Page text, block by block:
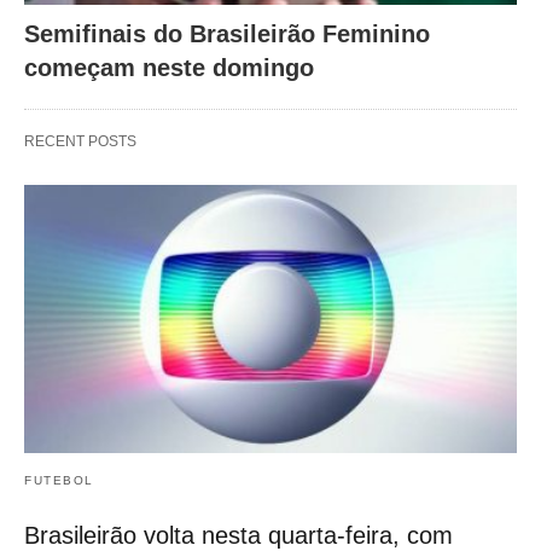
Semifinais do Brasileirão Feminino
começam neste domingo
RECENT POSTS
FUTEBOL
Brasileirão volta nesta quarta-feira, com